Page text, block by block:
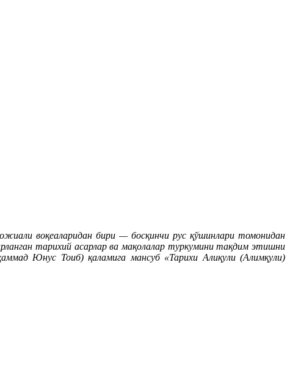
воқеаларидан бири — босқинчи рус қўшинлари томонидан
тарихий асарлар ва мақолалар туркумини тақдим этишни
Юнус Тоиб) қаламига мансуб «Тарихи Алиқули (Алимқули)